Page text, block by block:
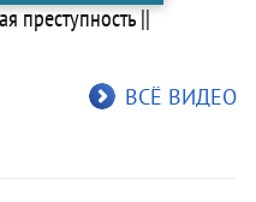
преступность ||
ВСЁ ВИДЕО